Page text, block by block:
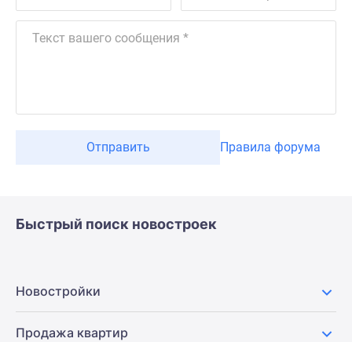
Отправить Правила форума
Быстрый поиск новостроек
Новостройки
Продажа квартир